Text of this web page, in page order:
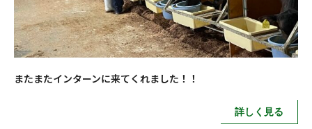
またまたインターンに来てくれました！！
詳しく見る